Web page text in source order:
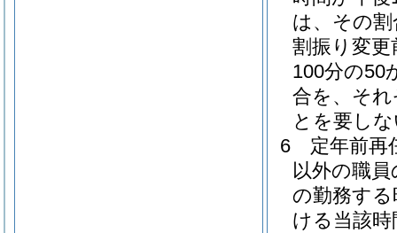
は、その
割振り変
100分の50
合を、そ
とを要し
6
定年前再
以外の職
の勤務す
ける当該